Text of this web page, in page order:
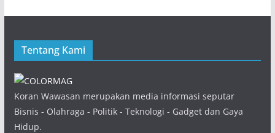
Tentang Kami
Koran Wawasan merupakan media informasi seputar
Bisnis - Olahraga - Politik - Teknologi - Gadget dan Gaya
Hidup.